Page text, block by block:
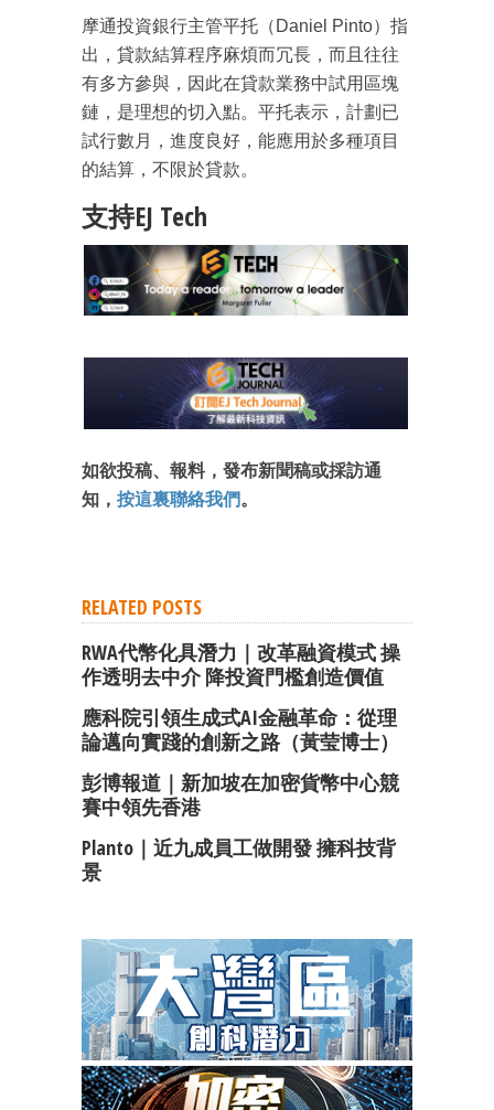
摩通投資銀行主管平托（Daniel Pinto）指
出，貸款結算程序麻煩而冗長，而且往往
有多方參與，因此在貸款業務中試用區塊
鏈，是理想的切入點。平托表示，計劃已
試行數月，進度良好，能應用於多種項目
的結算，不限於貸款。
支持EJ Tech
如欲投稿、報料，發布新聞稿或採訪通
知， 按這裏聯絡我們。
RELATED POSTS
RWA代幣化具潛力｜改革融資模式 操
作透明去中介 降投資門檻創造價值
應科院引領生成式AI金融革命：從理
論邁向實踐的創新之路（黃莹博士）
彭博報道｜新加坡在加密貨幣中心競
賽中領先香港
Planto｜近九成員工做開發 擁科技背
景
成為 EJ Tech 會員
最新資訊（附創業懶人包）
箱！